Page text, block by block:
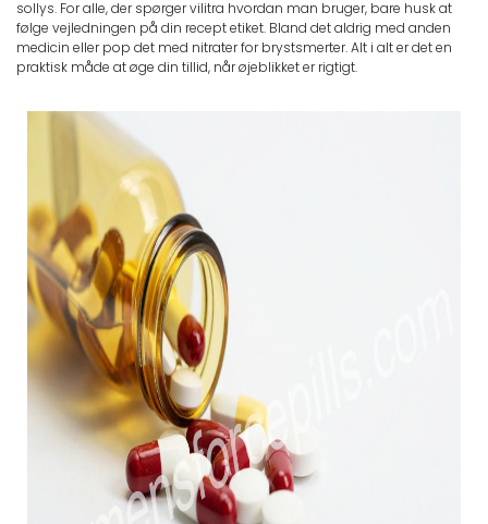
sollys. For alle, der spørger vilitra hvordan man bruger, bare husk at
følge vejledningen på din recept etiket. Bland det aldrig med anden
medicin eller pop det med nitrater for brystsmerter. Alt i alt er det en
praktisk måde at øge din tillid, når øjeblikket er rigtigt.